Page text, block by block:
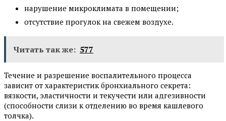
нарушение микроклимата в помещении;
отсутствие прогулок на свежем воздухе.
Читать так же: 577
Течение и разрешение воспалительного процесса
зависит от характеристик бронхиального секрета:
вязкости, эластичности и текучести или адгезивности
(способности слизи к отделению во время кашлевого
толчка).